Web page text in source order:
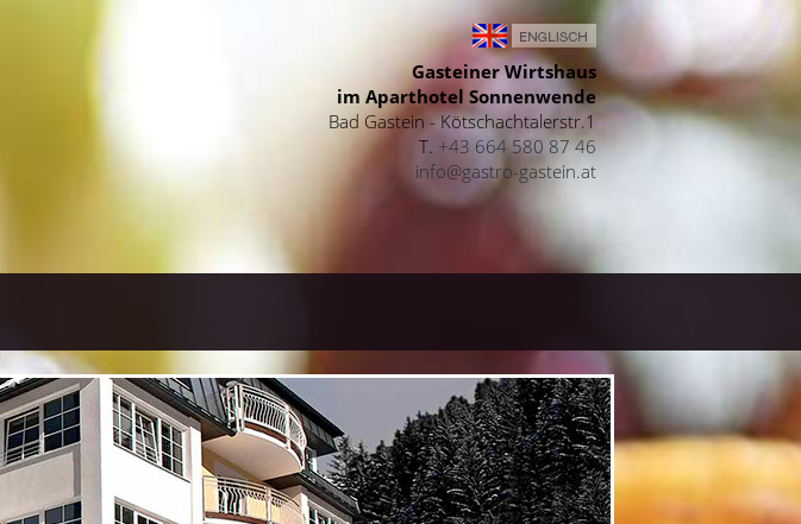
Gasteiner Wirtshaus
im Aparthotel Sonnenwende
Bad Gastein - Kötschachtalerstr.1
T. +43 664 580 87 46
info@gastro-gastein.at